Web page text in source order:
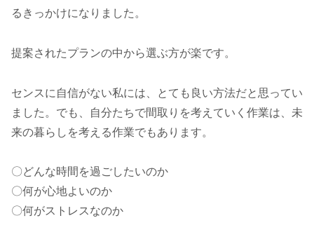
るきっかけになりました。
提案されたプランの中から選ぶ方が楽です。
センスに自信がない私には、とても良い方法だと思ってい
ました。でも、自分たちで間取りを考えていく作業は、未
来の暮らしを考える作業でもあります。
〇どんな時間を過ごしたいのか
〇何が心地よいのか
〇何がストレスなのか